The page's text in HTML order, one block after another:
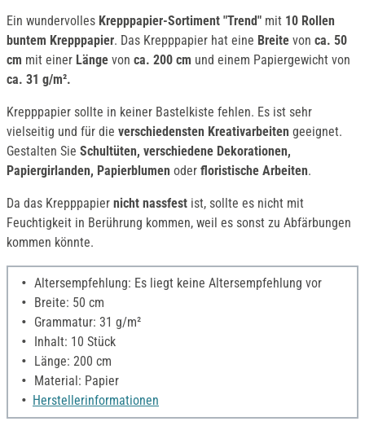
Ein wundervolles Krepppapier-Sortiment "Trend" mit 10 Rollen
buntem Krepppapier. Das Krepppapier hat eine Breite von ca. 50
cm mit einer Länge von ca. 200 cm und einem Papiergewicht von
ca. 31 g/m².
Krepppapier sollte in keiner Bastelkiste fehlen. Es ist sehr
vielseitig und für die verschiedensten Kreativarbeiten geeignet.
Gestalten Sie Schultüten, verschiedene Dekorationen,
Papiergirlanden, Papierblumen oder floristische Arbeiten.
Da das Krepppapier nicht nassfest ist, sollte es nicht mit
Feuchtigkeit in Berührung kommen, weil es sonst zu Abfärbungen
kommen könnte.
Altersempfehlung: Es liegt keine Altersempfehlung vor
Breite: 50 cm
Grammatur: 31 g/m²
Inhalt: 10 Stück
Länge: 200 cm
Material: Papier
Herstellerinformationen